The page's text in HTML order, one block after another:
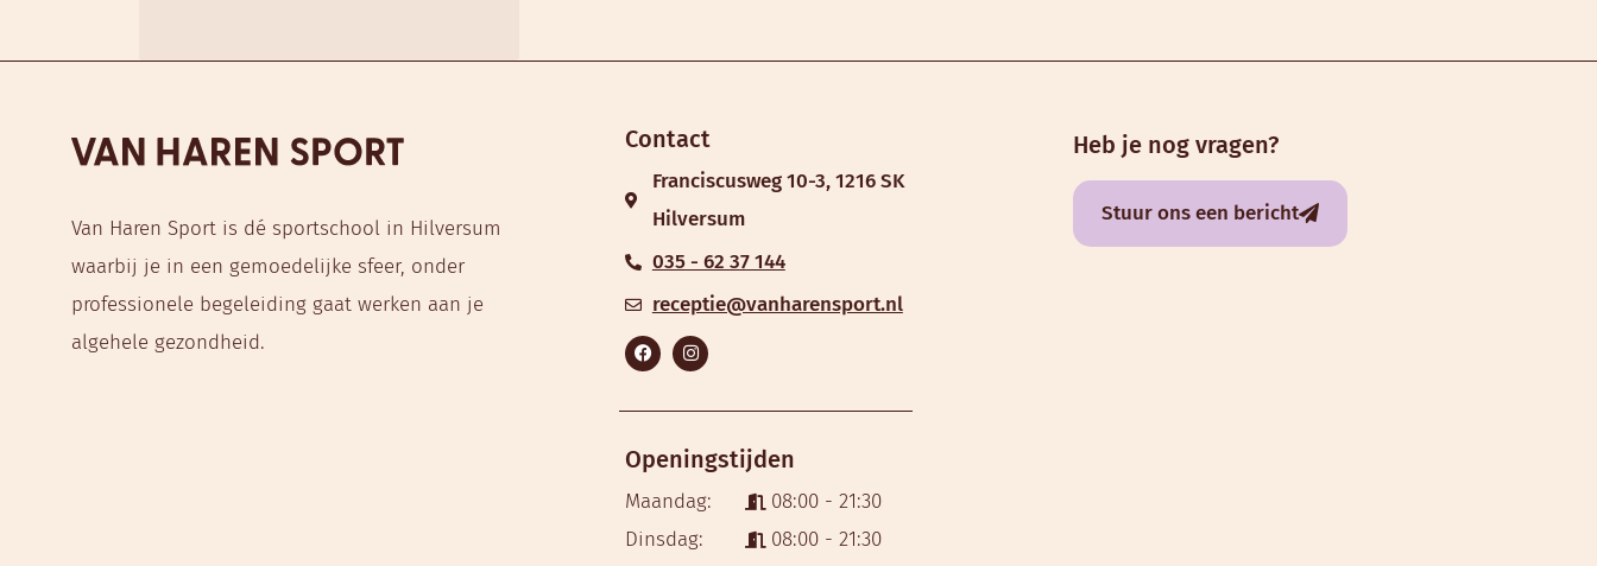
Van Haren Sport is dé sportschool in Hilversum
waarbij je in een gemoedelijke sfeer, onder
professionele begeleiding gaat werken aan je
algehele gezondheid.
Contact
Franciscusweg 10-3, 1216 SK
Hilversum
035 - 62 37 144
receptie@vanharensport.nl
Openingstijden
Maandag:
Dinsdag:
08:00 - 21:30
08:00 - 21:30
Heb je nog vragen?
Stuur ons een bericht